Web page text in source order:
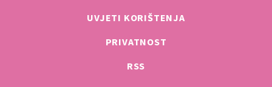
UVJETI KORIŠTENJA
PRIVATNOST
RSS